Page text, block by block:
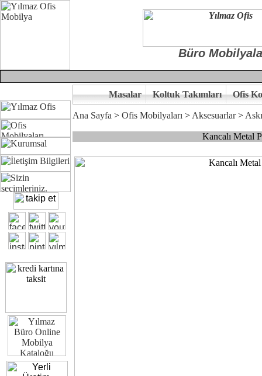
Büro
Ofisinizin dekorasyonunda ergonomi ve kaliteye önem
Çünkü sitemizde bulunan seçkin ürünler ile hayal ettiğiniz özgün
Size yakışan ofis tasarımına gelin birlikte karar verelim.
Kalite ve ergonomiyi arıyanların tercihi...Yılmaz Büro Mobilya
Masalar Koltuk Takımları Ofis
Ana Sayfa > Ofis Mobilyaları > Aksesuarlar>
Kancalı Metal